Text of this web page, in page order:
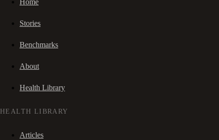
Home
Stories
Benchmarks
About
Health Library
HEALTH LIBRARY
Articles